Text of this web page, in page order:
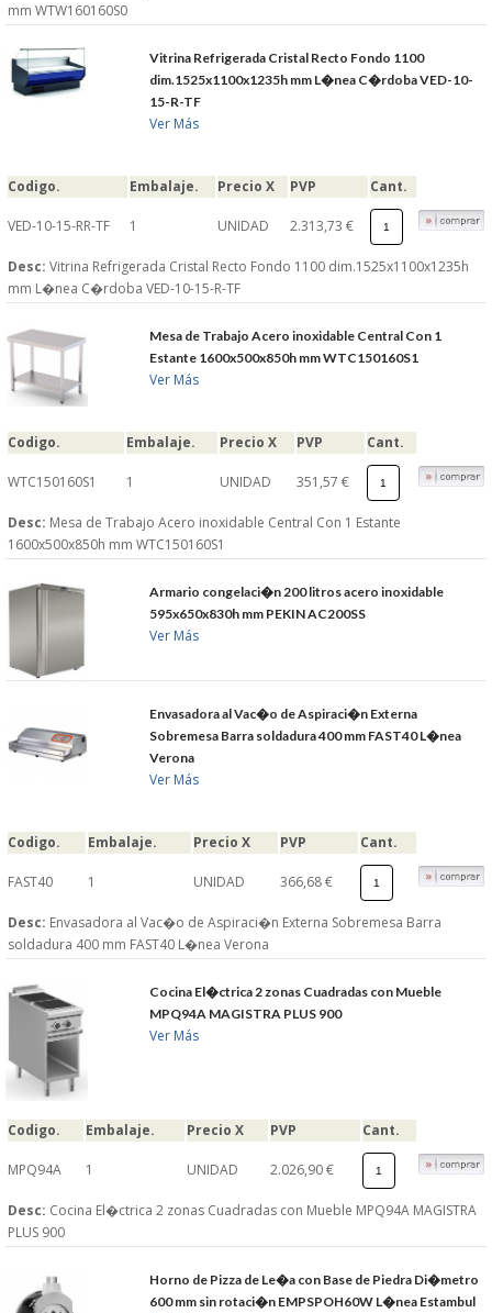
mm WTW160160S0
Vitrina Refrigerada Cristal Recto Fondo 1100
dim.1525x1100x1235h mm L�nea C�rdoba VED-10-
15-R-TF
Ver Más
Codigo. Embalaje. Precio X PVP Cant.
VED-10-15-RR-TF 1 UNIDAD 2.313,73 €
Desc: Vitrina Refrigerada Cristal Recto Fondo 1100 dim.1525x1100x1235h
mm L�nea C�rdoba VED-10-15-R-TF
Mesa de Trabajo Acero inoxidable Central Con 1
Estante 1600x500x850h mm WTC150160S1
Ver Más
Codigo. Embalaje. Precio X PVP Cant.
WTC150160S1 1 UNIDAD 351,57 €
Desc: Mesa de Trabajo Acero inoxidable Central Con 1 Estante
1600x500x850h mm WTC150160S1
Armario congelaci�n 200 litros acero inoxidable
595x650x830h mm PEKIN AC200SS
Ver Más
Envasadora al Vac�o de Aspiraci�n Externa
Sobremesa Barra soldadura 400 mm FAST40 L�nea
Verona
Ver Más
Codigo. Embalaje. Precio X PVP Cant.
FAST40 1 UNIDAD 366,68 €
Desc: Envasadora al Vac�o de Aspiraci�n Externa Sobremesa Barra
soldadura 400 mm FAST40 L�nea Verona
Cocina El�ctrica 2 zonas Cuadradas con Mueble
MPQ94A MAGISTRA PLUS 900
Ver Más
Codigo. Embalaje. Precio X PVP Cant.
MPQ94A 1 UNIDAD 2.026,90 €
Desc: Cocina El�ctrica 2 zonas Cuadradas con Mueble MPQ94A MAGISTRA
PLUS 900
Horno de Pizza de Le�a con Base de Piedra Di�metro
600 mm sin rotaci�n EMPSPOH60W L�nea Estambul